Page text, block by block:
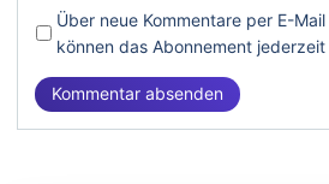
Über neue Kommentare per E-
können das Abonnement
Kommentar absenden